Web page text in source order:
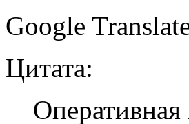
Google
Цитата: